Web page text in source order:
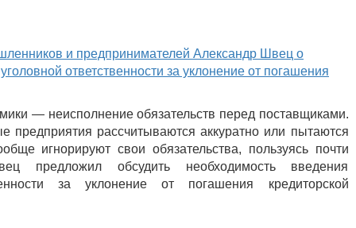
и предпринимателей Александр Швец о
ответственности за уклонение от погашения
— неисполнение обязательств перед поставщиками.
предприятия рассчитываются аккуратно или пытаются
игнорируют свои обязательства, пользуясь почти
предложил обсудить необходимость введения
за уклонение от погашения кредиторской